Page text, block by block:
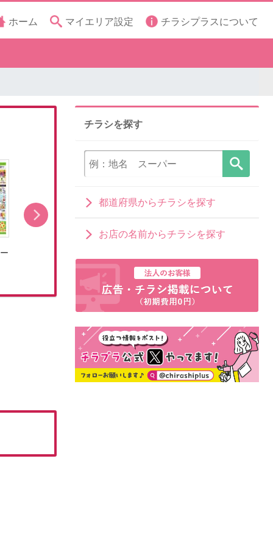
ホーム マイエリア設定 チラシプラスについて
チラシを探す
都道府県からチラシを探す
お店の名前からチラシを探す